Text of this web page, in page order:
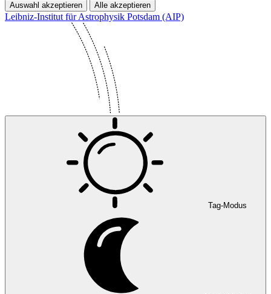
Auswahl akzeptieren Alle akzeptieren
Leibniz-Institut für Astrophysik Potsdam (AIP)
Tag-Modus